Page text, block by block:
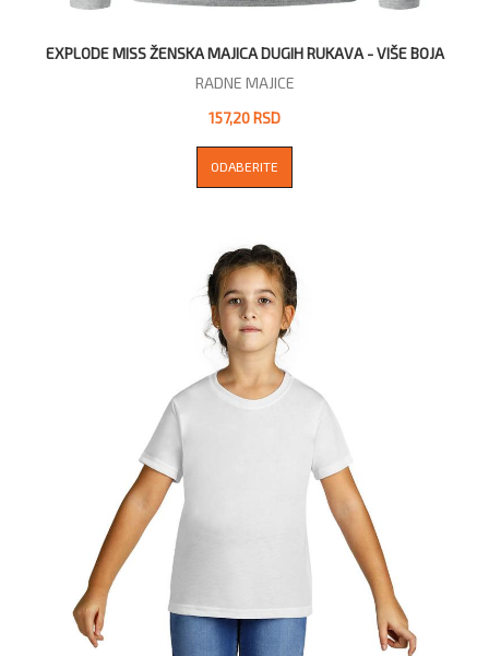
EXPLODE MISS ŽENSKA MAJICA DUGIH RUKAVA - VIŠE BOJA
RADNE MAJICE
157,20 RSD
ODABERITE